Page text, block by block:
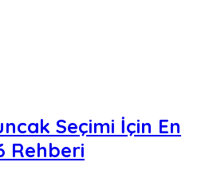
Seçimi İçin En
Rehberi